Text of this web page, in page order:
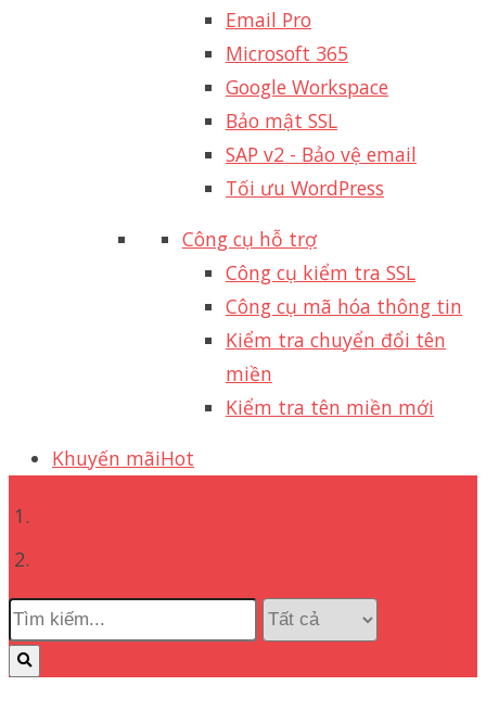
Email Pro
Microsoft 365
Google Workspace
Bảo mật SSL
SAP v2 - Bảo vệ email​
Tối ưu WordPress
Công cụ hỗ trợ
Công cụ kiểm tra SSL
Công cụ mã hóa thông tin
Kiểm tra chuyển đổi tên
miền
Kiểm tra tên miền mới
Khuyến mãiHot